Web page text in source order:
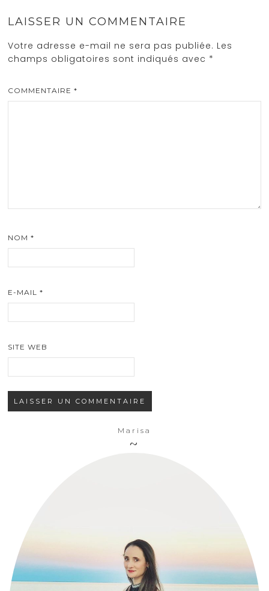
LAISSER UN COMMENTAIRE
Votre adresse e-mail ne sera pas publiée. Les
champs obligatoires sont indiqués avec *
COMMENTAIRE*
NOM*
E-MAIL*
SITE WEB
Marisa